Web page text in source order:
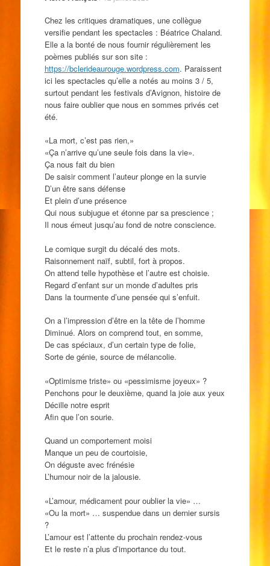
Chez les critiques dramatiques, une collègue
versifie pendant les spectacles : Béatrice Chaland.
Elle a la bonté de nous fournir régulièrement les
poèmes publiés sur son site :
https://bclerideaurouge.wordpress.com. Paraissent
ici les spectacles qu’elle a notés au moins 3 / 5,
surtout pendant les festivals d’Avignon, histoire de
nous faire oublier que nous en sommes privés cet
été.
«La mort, c’est pas rien,»
«Ça n’arrive qu’une seule fois dans la vie».
Ça nous fait du bien
De saisir comment l’auteur plonge en la survie
D’un être sans défense
Et plein d’une présence
Qui nous subjugue et étonne par sa prescience ;
Il nous émeut jusqu’au fond de notre conscience.
Le comique surgit du décalé des mots.
Raisonnement naïf, subtil, fort à propos.
On attend telle hypothèse et l’autre est choisie.
Regard d’enfant sur un monde d’adultes pris
Dans la tourmente d’une pensée qui s’enfuit.
On a l’impression d’être en la tête de l’homme
Diminué. Alors on comprend tout, en somme,
De cas spéciaux, d’un certain type de folie,
Sorte de génie, source de mélancolie.
«Optimisme triste» ou «pessimisme joyeux» ?
Penchons pour le deuxième, quand la joie aux yeux
Décille notre esprit
Afin que l’on sourie.
Quand un comportement moisi
Manque un peu de courtoisie,
On déguste avec frénésie
L’humour noir de la jalousie.
«L’amour, médicament pour oublier la vie» …
«Ou la mort» … suspendue dans un dernier sursis
?
L’amour est l’attente du prochain rendez-vous
Et le reste n’a plus d’importance du tout.